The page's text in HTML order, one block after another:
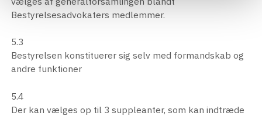
Bestyrelsesadvokaters medlemmer.
5.3
Bestyrelsen konstituerer sig selv med formandskab og
andre funktioner
5.4
Der kan vælges op til 3 suppleanter, som kan indtræde